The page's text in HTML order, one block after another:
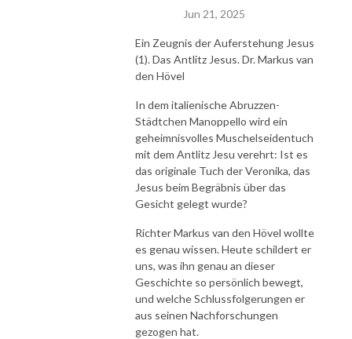
Jun 21, 2025
Ein Zeugnis der Auferstehung Jesus
(1). Das Antlitz Jesus. Dr. Markus van
den Hövel
In dem italienische Abruzzen-
Städtchen Manoppello wird ein
geheimnisvolles Muschelseidentuch
mit dem Antlitz Jesu verehrt: Ist es
das originale Tuch der Veronika, das
Jesus beim Begräbnis über das
Gesicht gelegt wurde?
Richter Markus van den Hövel wollte
es genau wissen. Heute schildert er
uns, was ihn genau an dieser
Geschichte so persönlich bewegt,
und welche Schlussfolgerungen er
aus seinen Nachforschungen
gezogen hat.